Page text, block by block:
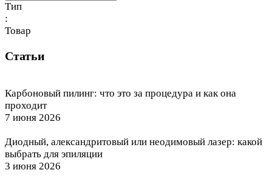
Тип
:
Товар
Статьи
Карбоновый пилинг: что это за процедура и как она
проходит
7 июня 2026
Диодный, александритовый или неодимовый лазер: какой
выбрать для эпиляции
3 июня 2026